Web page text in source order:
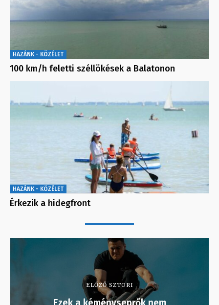
HAZÁNK - KÖZÉLET
100 km/h feletti széllökések a Balatonon
HAZÁNK - KÖZÉLET
Érkezik a hidegfront
ELŐZŐ SZTORI